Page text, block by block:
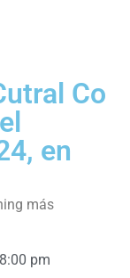
Co
en
más
8:00 pm